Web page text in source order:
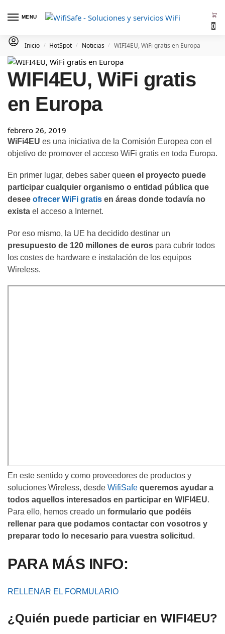
MENU
0
Inicio / HotSpot / Noticias / WIFI4EU, WiFi gratis en Europa
WIFI4EU, WiFi gratis
en Europa
febrero 26, 2019
WiFi4EU es una iniciativa de la Comisión Europea con el
objetivo de promover el acceso WiFi gratis en toda Europa.
En primer lugar, debes saber queen el proyecto puede
participar cualquier organismo o entidad pública que
desee ofrecer WiFi gratis en áreas donde todavía no
exista el acceso a Internet.
Por eso mismo, la UE ha decidido destinar un
presupuesto de 120 millones de euros para cubrir todos
los costes de hardware e instalación de los equipos
Wireless.
En este sentido y como proveedores de productos y
soluciones Wireless, desde WifiSafe queremos ayudar a
todos aquellos interesados en participar en WIFI4EU.
Para ello, hemos creado un formulario que podéis
rellenar para que podamos contactar con vosotros y
preparar todo lo necesario para vuestra solicitud .
PARA MÁS INFO:
RELLENAR EL FORMULARIO
¿Quién puede particiar en WIFI4EU?